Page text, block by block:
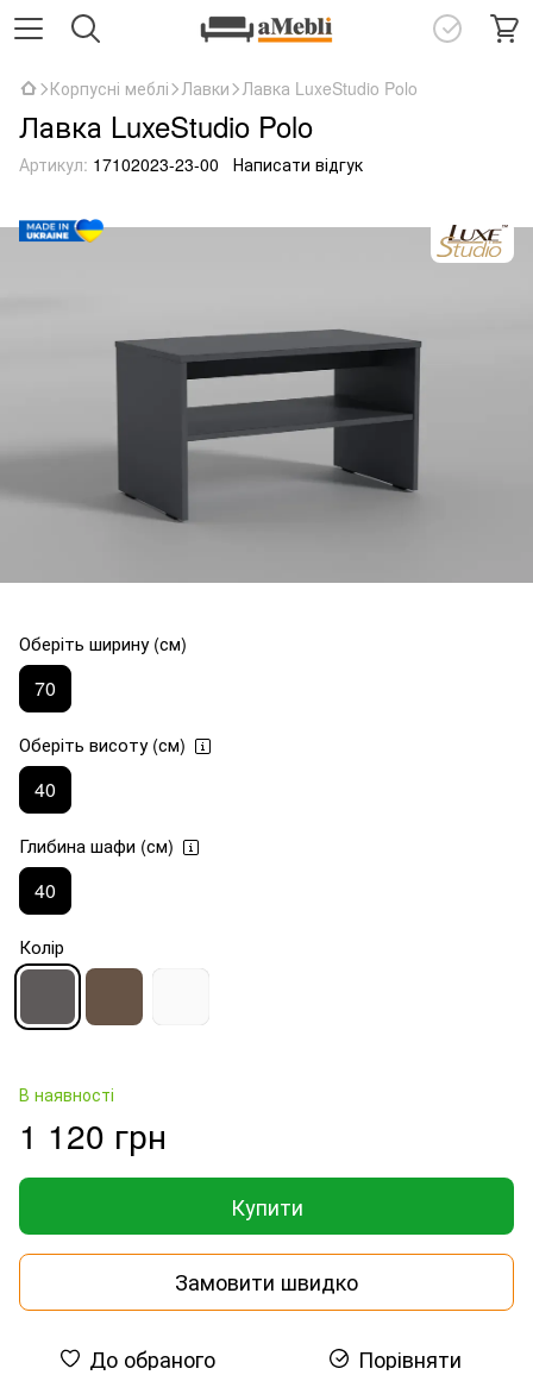
Корпусні меблі Лавки Лавка LuxeStudio Polo
Лавка LuxeStudio Polo
Артикул: 17102023-23-00 Написати відгук
Оберіть ширину (см)
70
Оберіть висоту (см)
40
Глибина шафи (см)
40
Колір
В наявності
1 120 грн
Купити
Замовити швидко
До обраного Порівняти